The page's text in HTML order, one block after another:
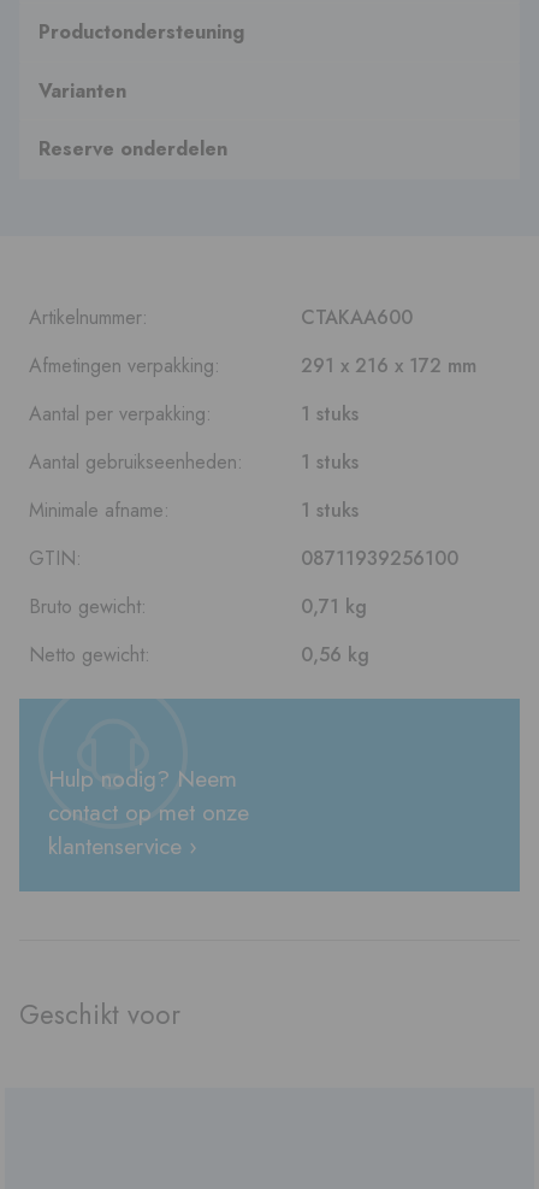
Productondersteuning
Varianten
Reserve onderdelen
Artikelnummer:
CTAKAA600
Afmetingen verpakking:
291 x 216 x 172 mm
Aantal per verpakking:
1 stuks
Aantal gebruikseenheden:
1 stuks
Minimale afname:
1 stuks
GTIN:
08711939256100
Bruto gewicht:
0,71 kg
Netto gewicht:
0,56 kg
Hulp nodig? Neem
contact op met onze
klantenservice ›
Geschikt voor